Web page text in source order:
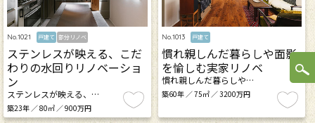
No.1021 戸建て 部分リノベ
ステンレスが映える、こだ
わりの水回りリノベーショ
ン
ステンレスが映える、…
築23年 ／ 80㎡ ／ 900万円
No.1013 戸建て
慣れ親しんだ暮らしや面影
を愉しむ実家リノベ
慣れ親しんだ暮らしや…
築60年 ／ 75㎡ ／ 3200万円